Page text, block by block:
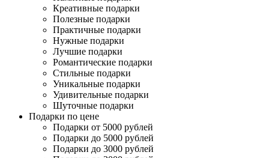
Креативные подарки
Полезные подарки
Практичные подарки
Нужные подарки
Лучшие подарки
Романтические подарки
Стильные подарки
Уникальные подарки
Удивительные подарки
Шуточные подарки
Подарки по цене
Подарки от 5000 рублей
Подарки до 5000 рублей
Подарки до 3000 рублей